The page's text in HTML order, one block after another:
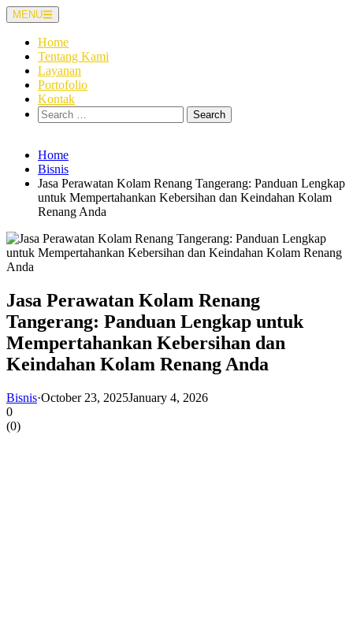
Skip
to
content
MENU
Home
Tentang Kami
Layanan
Portofolio
Kontak
Search
for:
Home
Bisnis
Jasa Perawatan Kolam Renang Tangerang: Panduan Lengkap
untuk Mempertahankan Kebersihan dan Keindahan Kolam
Renang Anda
Jasa Perawatan Kolam Renang
Tangerang: Panduan Lengkap untuk
Mempertahankan Kebersihan dan
Keindahan Kolam Renang Anda
Bisnis·October 23, 2025January 4, 2026
0
(0)